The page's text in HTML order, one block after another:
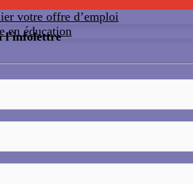
votre offre d’emploi
en éducation
l'infolettre